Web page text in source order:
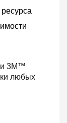
3M™
любых